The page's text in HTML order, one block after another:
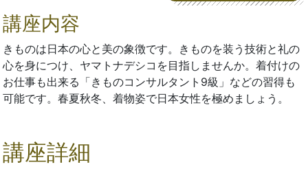
講座内容
きものは日本の心と美の象徴です。きものを装う技術と礼の
心を身につけ、ヤマトナデシコを目指しませんか。着付けの
お仕事も出来る「きものコンサルタント9級」などの習得も
可能です。春夏秋冬、着物姿で日本女性を極めましょう。
講座詳細